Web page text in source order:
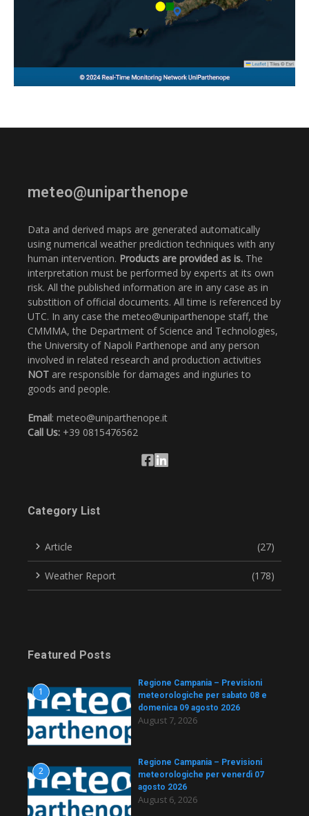
meteo@uniparthenope
Data and derived maps are generated automatically
using numerical weather prediction techniques with any
human intervention. Products are provided as is. The
interpretation must be performed by experts at its own
risk. All the published information are in any case as in
substition of official documents. All time is referenced by
UTC. In any case the meteo@uniparthenope staff, the
CMMMA, the Department of Science and Technologies,
the University of Napoli Parthenope and any person
involved in related research and production activities
NOT are responsible for damages and ingiuries to
goods and people.
Email: meteo@uniparthenope.it
Call Us: +39 0815476562
Category List
Article (27)
Weather Report (178)
Featured Posts
1
Regione Campania – Previsioni
meteorologiche per sabato 08 e
domenica 09 agosto 2026
August 7, 2026
2
Regione Campania – Previsioni
meteorologiche per venerdì 07
agosto 2026
August 6, 2026